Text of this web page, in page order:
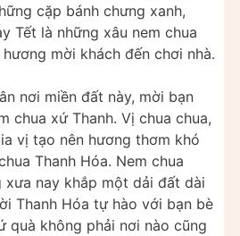
cặp bánh chưng xanh,
Tết là những xâu nem chua
mời khách đến chơi nhà.
nơi miền đất này, mời bạn
chua xứ Thanh. Vị chua chua,
vị tạo nên hương thơm khó
Thanh Hóa. Nem chua
xưa nay khắp một dải đất dài
Thanh Hóa tự hào với bạn bè
quà không phải nơi nào cũng